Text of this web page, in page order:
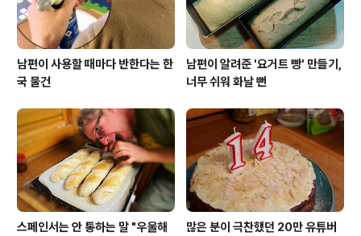
남편이 사용할 때마다 반한다는 한
국 물건
남편이 알려준 '요거트 빵' 만들기,
너무 쉬워 화날 뻔
스페인서는 안 통하는 말 "우울해
많은 분이 극찬했던 20만 유튜버